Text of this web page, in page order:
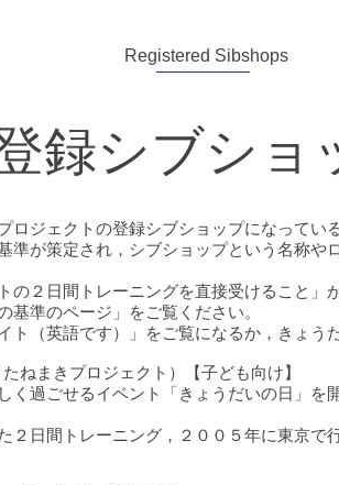
Registered Sibshops
録シブショ
ジェクトの登録シブショップになってい
準が策定され，シブショップという名称
２日間トレーニングを直接受けること」
準のページ」をご覧ください。
（英語です）」をご覧になるか，きょう
まきプロジェクト）【子ども向け】
く過ごせるイベント「きょうだいの日」
２日間トレーニング，２００５年に東京で